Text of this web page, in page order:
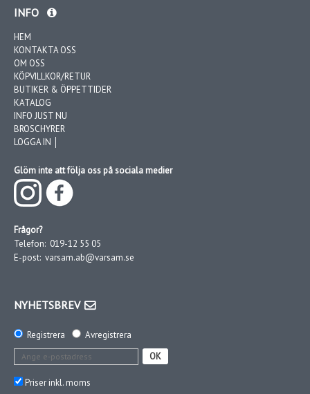
INFO
HEM
KONTAKTA OSS
OM OSS
KÖPVILLKOR/RETUR
BUTIKER & ÖPPETTIDER
KATALOG
INFO JUST NU
BROSCHYRER
LOGGA IN │
Glöm inte att följa oss på sociala medier
Frågor?
Telefon: 019-12 55 05
E-post: varsam.ab@varsam.se
NYHETSBREV
Registrera
Avregistrera
OK
Priser inkl. moms